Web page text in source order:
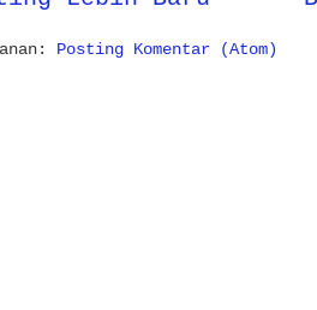
Posting Komentar (Atom)